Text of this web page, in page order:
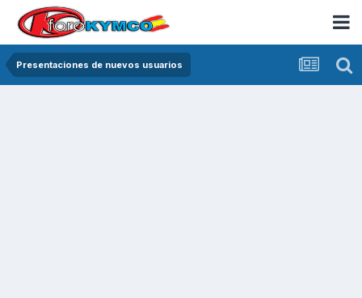
Presentaciones de nuevos usuarios